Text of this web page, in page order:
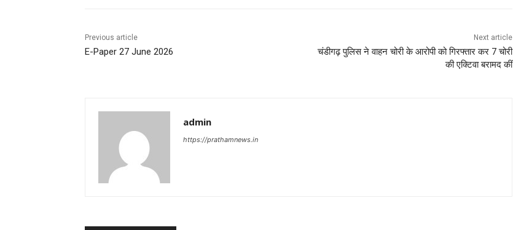
Previous article
E-Paper 27 June 2026
Next article
चंडीगढ़ पुलिस ने वाहन चोरी के आरोपी को गिरफ्तार कर 7 चोरी
की एक्टिवा बरामद कीं
admin
https://prathamnews.in